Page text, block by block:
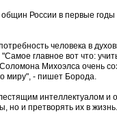
России в первые
человека в
главное вот что:
Михоэлса очень
миру", - пишет Борода.
интеллектуалом и
но и претворять их в жизнь.